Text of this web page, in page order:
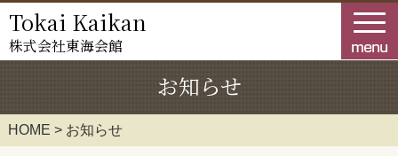
Tokai Kaikan
株式会社東海会館
お知らせ
HOME > お知らせ
HOME
業務案内
物件情報